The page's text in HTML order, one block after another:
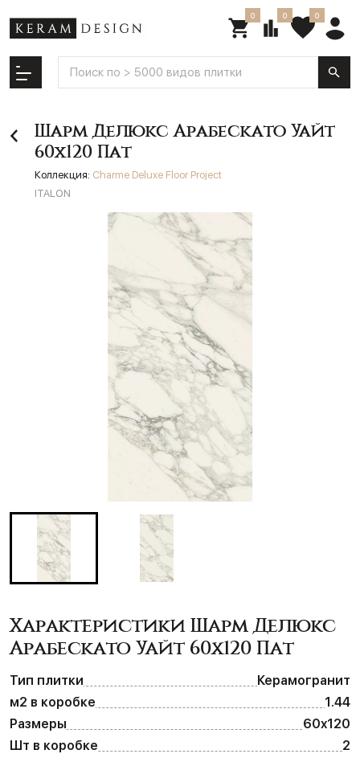
0 0 0
Шарм Делюкс Арабескато Уайт
60х120 Пат
Коллекция: Charme Deluxe Floor Project
ITALON
Характеристики Шарм Делюкс
Арабескато Уайт 60х120 Пат
Тип плитки
Керамогранит
м2 в коробке
1.44
Размеры
60х120
Шт в коробке
2